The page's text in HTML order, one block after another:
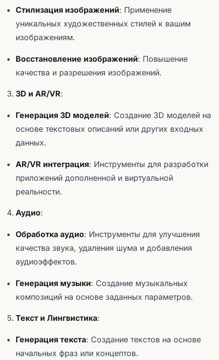
Стилизация изображений: Применение
уникальных художественных стилей к вашим
изображениям.
Восстановление изображений: Повышение
качества и разрешения изображений.
3D и AR/VR:
Генерация 3D моделей: Создание 3D моделей на
основе текстовых описаний или других входных
данных.
AR/VR интеграция: Инструменты для разработки
приложений дополненной и виртуальной
реальности.
Аудио:
Обработка аудио: Инструменты для улучшения
качества звука, удаления шума и добавления
аудиоэффектов.
Генерация музыки: Создание музыкальных
композиций на основе заданных параметров.
Текст и Лингвистика:
Генерация текста: Создание текстов на основе
начальных фраз или концептов.